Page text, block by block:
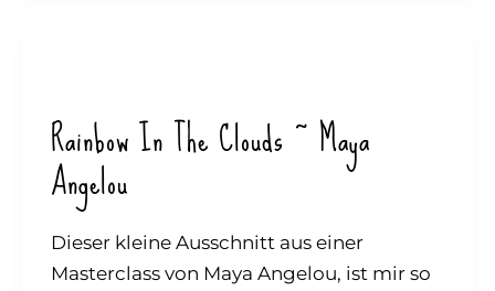
Rainbow In The Clouds ~ Maya
Angelou
Dieser kleine Ausschnitt aus einer
Masterclass von Maya Angelou, ist mir so